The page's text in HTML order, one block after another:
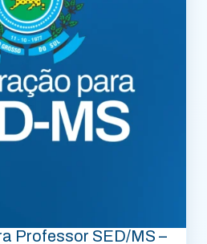
Professor SED/MS –